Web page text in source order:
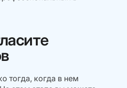
тогда, когда в нем